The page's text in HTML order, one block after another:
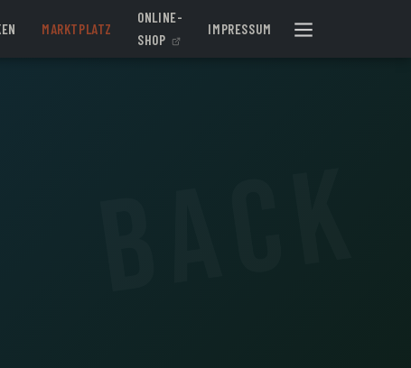
MARKTPLATZ
ONLINE-
SHOP
IMPRESSUM